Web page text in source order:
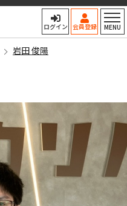
栃木不動産情報ナビ
ログイン 会員登録 MENU
岩田 俊陽